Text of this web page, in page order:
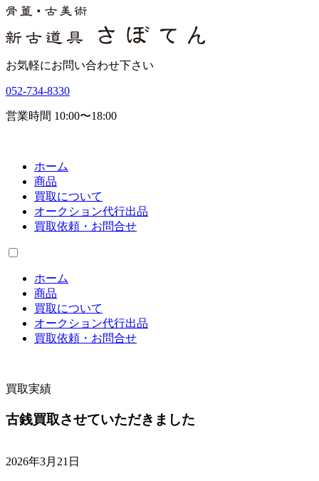
お気軽にお問い合わせ下さい
052-734-8330
営業時間 10:00〜18:00
ホーム
商品
買取について
オークション代行出品
買取依頼・お問合せ
ホーム
商品
買取について
オークション代行出品
買取依頼・お問合せ
買取実績
古銭買取させていただきました
2026年3月21日